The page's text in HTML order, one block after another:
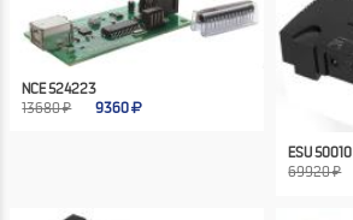
NCE 524223
13680 ₽
9360
ESU 50010
69920 ₽